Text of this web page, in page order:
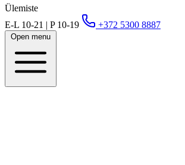
Ülemiste
E-L 10-21 | P 10-19
+372 5300 8887
Open menu